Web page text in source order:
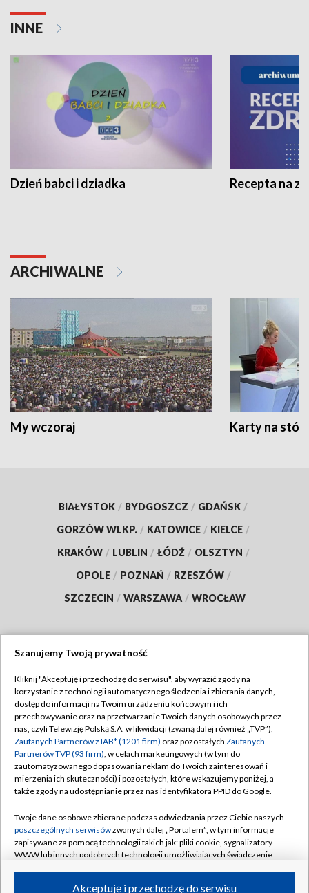
INNE
Dzień babci i dziadka Recepta na
ARCHIWALNE
My wczoraj Karty na
BIAŁYSTOK / BYDGOSZCZ / GDAŃSK /
GORZÓW WLKP. / KATOWICE / KIELCE /
KRAKÓW / LUBLIN / ŁÓDŹ / OLSZTYN /
OPOLE / POZNAŃ / RZESZÓW /
SZCZECIN / WARSZAWA / WROCŁAW
TVP
Abonament TVP
Emisja w TVP
Centrum informacji TVP
Naziemna Telewizja Cyfrowa
Rada Programowa
System NOS
Informacje o nadawcy
Regulamin TVP
Polityka prywatności
Moje zgody
Pomoc
Kontakt
Kanały
Szanujemy Twoją prywatność
Kliknij "Akceptuję i przechodzę do serwisu", aby wyrazić zgody na
korzystanie z technologii automatycznego śledzenia i zbierania danych,
dostęp do informacji na Twoim urządzeniu końcowym i ich
przechowywanie oraz na przetwarzanie Twoich danych osobowych przez
nas, czyli Telewizję Polską S.A. w likwidacji (zwaną dalej również „TVP”),
Zaufanych Partnerów z IAB* (1201 firm) oraz pozostałych Zaufanych
Partnerów TVP (93 firm), w celach marketingowych (w tym do
zautomatyzowanego dopasowania reklam do Twoich zainteresowań i
mierzenia ich skuteczności) i pozostałych, które wskazujemy poniżej, a
także zgody na udostępnianie przez nas identyfikatora PPID do Google.
Twoje dane osobowe zbierane podczas odwiedzania przez Ciebie naszych
poszczególnych serwisówzwanych dalej „Portalem”, w tym informacje
zapisywane za pomocą technologii takich jak: pliki cookie, sygnalizatory
WWW lub innych podobnych technologii umożliwiających świadczenie
Akceptuję i przechodzę do serwisu